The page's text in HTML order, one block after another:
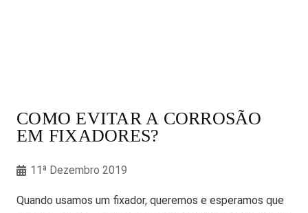
COMO EVITAR A CORROSÃO
EM FIXADORES?
11ª Dezembro 2019
Quando usamos um fixador, queremos e esperamos que